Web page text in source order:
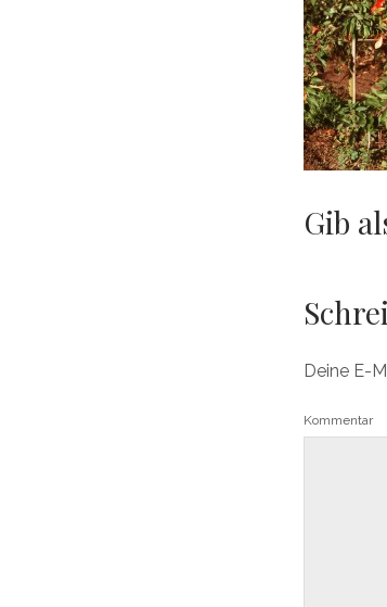
Gib
Deine E-
Kommentar